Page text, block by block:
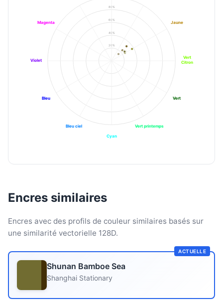
20%
40%
60%
80%
Jaune
Vert
Citron
Vert
Vert printemps
Cyan
Bleu ciel
Bleu
Violet
Magenta
Encres similaires
Encres avec des profils de couleur similaires basés sur
une similarité vectorielle 128D.
ACTUELLE
Shunan Bamboe Sea
Shanghai Stationary